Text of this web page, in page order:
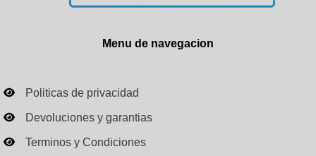
Menu de navegacion
Politicas de privacidad
Devoluciones y garantias
Terminos y Condiciones